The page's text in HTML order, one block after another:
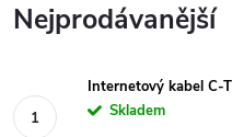
Nejprodávanější
Internetový kabel C-
Skladem